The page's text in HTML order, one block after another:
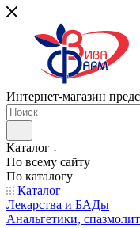
Интернет-магазин
Каталог
По всему сайту
По каталогу
Каталог
Лекарства и БАДы
Анальгетики,